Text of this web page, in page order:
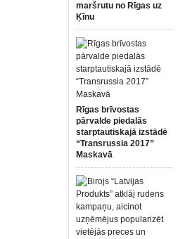
maršrutu no Rīgas uz
Ķīnu
Rīgas brīvostas
pārvalde piedalās
starptautiskajā izstādē
“Transrussia 2017”
Maskavā